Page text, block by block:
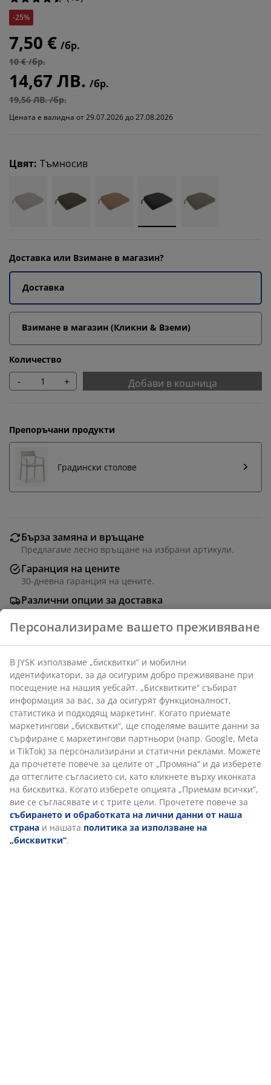
-25%
7,50 € /бр.
10 € /бр.
14,67 ЛВ. /бр.
19,56 ЛВ. /бр.
Цената е валидна от 29.07.2026 до 27.08.2026
Цвят: Тъмносив
Доставка или Взимане в магазин?
Доставка
Взимане в магазин (Кликни & Вземи)
Количество
- + Добави в кошница
Препоръчани продукти
Градински столове
Бърза замяна и връщане
Предлагаме лесно връщане на избрани артикули.
Гаранция на цените
30-дневна гаранция на цените.
Различни опции за доставка
Бърза и лесна доставка по Ваш избор.
Луксозна възглавница с издръжлива тъкана
калъфка. За седалка на стол. 48x49x6 см
Артикул: 6400021
Характеристики
В JYSK използваме „бисквитки“ и мобилни
идентификатори, за да осигурим добро преживяване
при посещение на нашия уебсайт. „Бисквитките“
събират информация за вас, за да осигурят
функционалност, статистика и подходящ маркетинг.
Когато приемате маркетингови „бисквитки“, ще
споделяме вашите данни за сърфиране с
TikTok) за персонализирани и статични реклами.
Можете да прочетете повече за целите от
„Промяна“ и да изберете да оттеглите съгласието си,
като кликнете върху иконката на бисквитка. Когато
изберете опцията „Приемам всички“, вие се
съгласявате и с трите цели. Прочетете повече за
събирането и обработката на лични данни от
наша странаи нашатаполитика за използване на
„бисквитки“